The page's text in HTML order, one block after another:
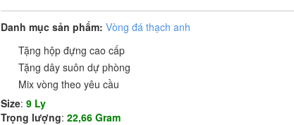
Danh mục sản phẩm: Vòng đá thạch anh
Tặng hộp đựng cao cấp
Tặng dây suôn dự phòng
Mix vòng theo yêu cầu
Size:9 Ly
Trọng lượng:22,66 Gram